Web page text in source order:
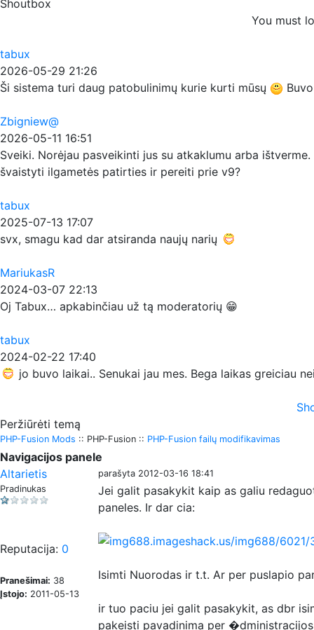
Shoutbox
You must
tabux
2026-05-29 21:26
Ši sistema turi daug patobulinimų kurie kurti mūsų
Zbigniew@
2026-05-11 16:51
Sveiki. Norėjau pasveikinti jus su atkaklumu arba
švaistyti ilgametės patirties ir pereiti prie v9?
tabux
2025-07-13 17:07
svx, smagu kad dar atsiranda naujų narių
MariukasR
2024-03-07 22:13
Oj Tabux… apkabinčiau už tą moderatorių 😁
tabux
2024-02-22 17:40
jo buvo laikai.. Senukai jau mes. Bega laikas greiciau
Peržiūrėti temą
PHP-Fusion Mods :: PHP-Fusion :: PHP-Fusion failų modifikavimas
Navigacijos panele
Altarietis
parašyta 2012-03-16 18:41
Pradinukas
Reputacija: 0
Pranešimai: 38
Įstojo: 2011-05-13
Jei galit pasakykit kaip as galiu
paneles. Ir dar cia:
Isimti Nuorodas ir t.t. Ar per puslapio
ir tuo paciu jei galit pasakykit, as dbr
pakeisti pavadinima per